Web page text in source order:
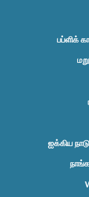
பப்ளிக்
ஐக்கிய